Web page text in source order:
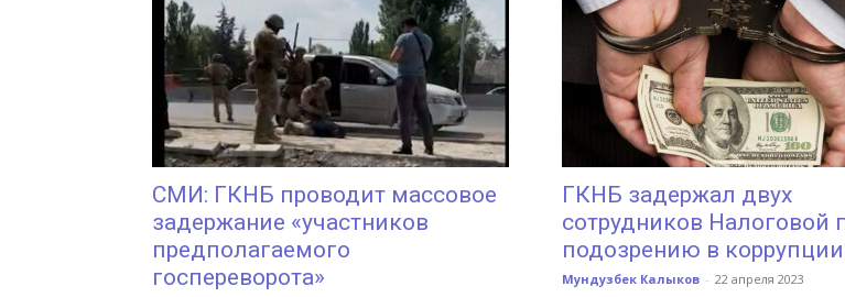
СМИ: ГКНБ проводит массовое
задержание «участников
предполагаемого
госпереворота»
ГКНБ задержал двух
сотрудников Налоговой
подозрению в коррупции
Мундузбек Калыков - 22 апреля 2023